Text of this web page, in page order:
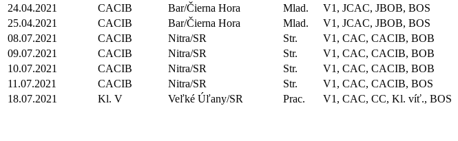
24.04.2021
CACIB Bar/Čierna Hora Mlad.
V1, JCAC, JBOB, BOS
25.04.2021
CACIB Bar/Čierna Hora Mlad.
V1, JCAC, JBOB, BOS
08.07.2021
CACIB Nitra/SR Str.
V1, CAC, CACIB, BOB
09.07.2021
CACIB Nitra/SR Str.
V1, CAC, CACIB, BOB
10.07.2021
CACIB Nitra/SR Str.
V1, CAC, CACIB, BOB
11.07.2021
CACIB Nitra/SR Str.
V1, CAC, CACIB, BOS
18.07.2021
Kl. V Veľké Úľany/SR Prac. V1, CAC, CC, Kl. víť., BOS